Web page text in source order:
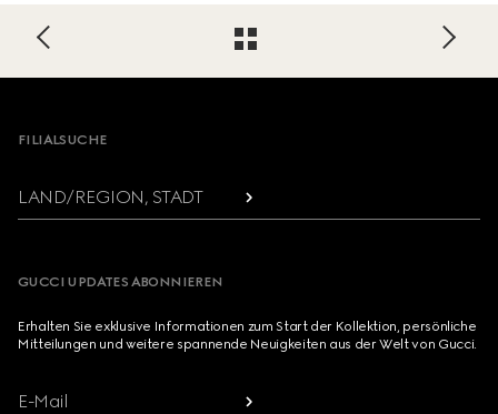
FILIALSUCHE
LAND/REGION, STADT
GUCCI UPDATES ABONNIEREN
Erhalten Sie exklusive Informationen zum Start der Kollektion, persönliche
Mitteilungen und weitere spannende Neuigkeiten aus der Welt von Gucci.
E-Mail